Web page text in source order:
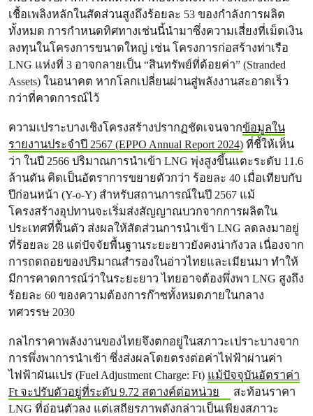
เชื้อเพลิงหลักในสัดส่วนสูงถึงร้อยละ 53 ของกำลังการผลิต
ทั้งหมด การกำหนดทิศทางเช่นนี้นำมาซึ่งความเสี่ยงที่เม็ดเงิน
ลงทุนในโครงการขนาดใหญ่ เช่น โครงการก่อสร้างท่าเรือ
LNG แห่งที่ 3 อาจกลายเป็น “สินทรัพย์ที่ด้อยค่า” (Stranded
Assets) ในอนาคต หากโลกเปลี่ยนผ่านสู่พลังงานสะอาดเร็ว
กว่าที่คาดการณ์ไว้
ความเปราะบางเชิงโครงสร้างปรากฏชัดเจนจากข้อมูลใน
รายงานประจำปี 2567 (EPPO Annual Report 2024) ที่ชี้ให้เห็น
ว่า ในปี 2566 ปริมาณการนำเข้า LNG พุ่งสูงขึ้นแตะระดับ 11.6
ล้านตัน คิดเป็นอัตราการขยายตัวกว่า ร้อยละ 40 เมื่อเทียบกับ
ปีก่อนหน้า (Y-o-Y) สำหรับสถานการณ์ในปี 2567 แม้
โครงสร้างอุปทานจะเริ่มส่งสัญญาณบวกจากการผลิตใน
ประเทศที่ฟื้นตัว ส่งผลให้สัดส่วนการนำเข้า LNG ลดลงมาอยู่
ที่ร้อยละ 28 แต่ปัจจัยพื้นฐานระยะยาวยังคงน่ากังวล เนื่องจาก
การถดถอยของปริมาณสำรองในอ่าวไทยและเมียนมา ทำให้
มีการคาดการณ์ว่าในระยะยาว ไทยอาจต้องพึ่งพา LNG สูงถึง
ร้อยละ 60 ของความต้องการก๊าซทั้งหมดภายในกลาง
ทศวรรษ 2030
กลไกราคาพลังงานของไทยจึงตกอยู่ในสภาวะเปราะบางจาก
การพึ่งพาการนำเข้า ซึ่งส่งผลโดยตรงต่อค่าไฟฟ้าผ่านค่า
ไฟฟ้าผันแปร (Fuel Adjustment Charge: Ft) แม้ปัจจุบันอัตราค่า
Ft จะปรับตัวอยู่ที่ระดับ 9.72 สตางค์ต่อหน่วย
สะท้อนราคา
LNG ที่อ่อนตัวลง แต่เสถียรภาพดังกล่าวเป็นเพียงสภาวะ